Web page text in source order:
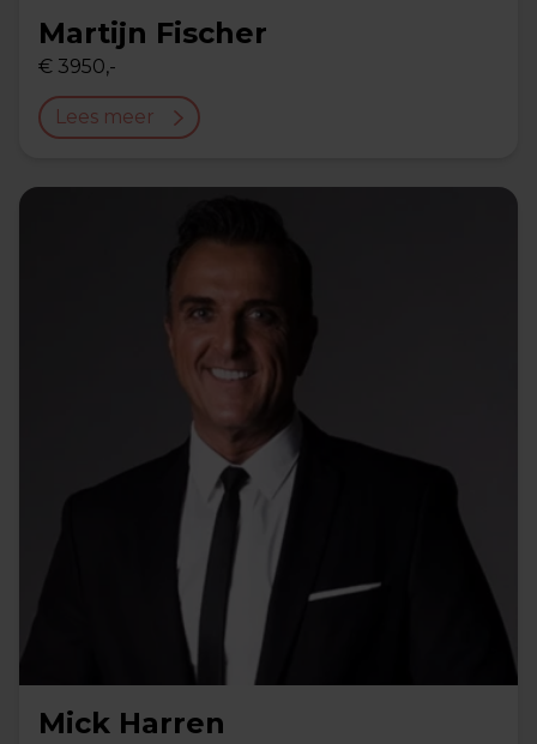
Martijn Fischer
€ 3950,-
Lees meer
Mick Harren